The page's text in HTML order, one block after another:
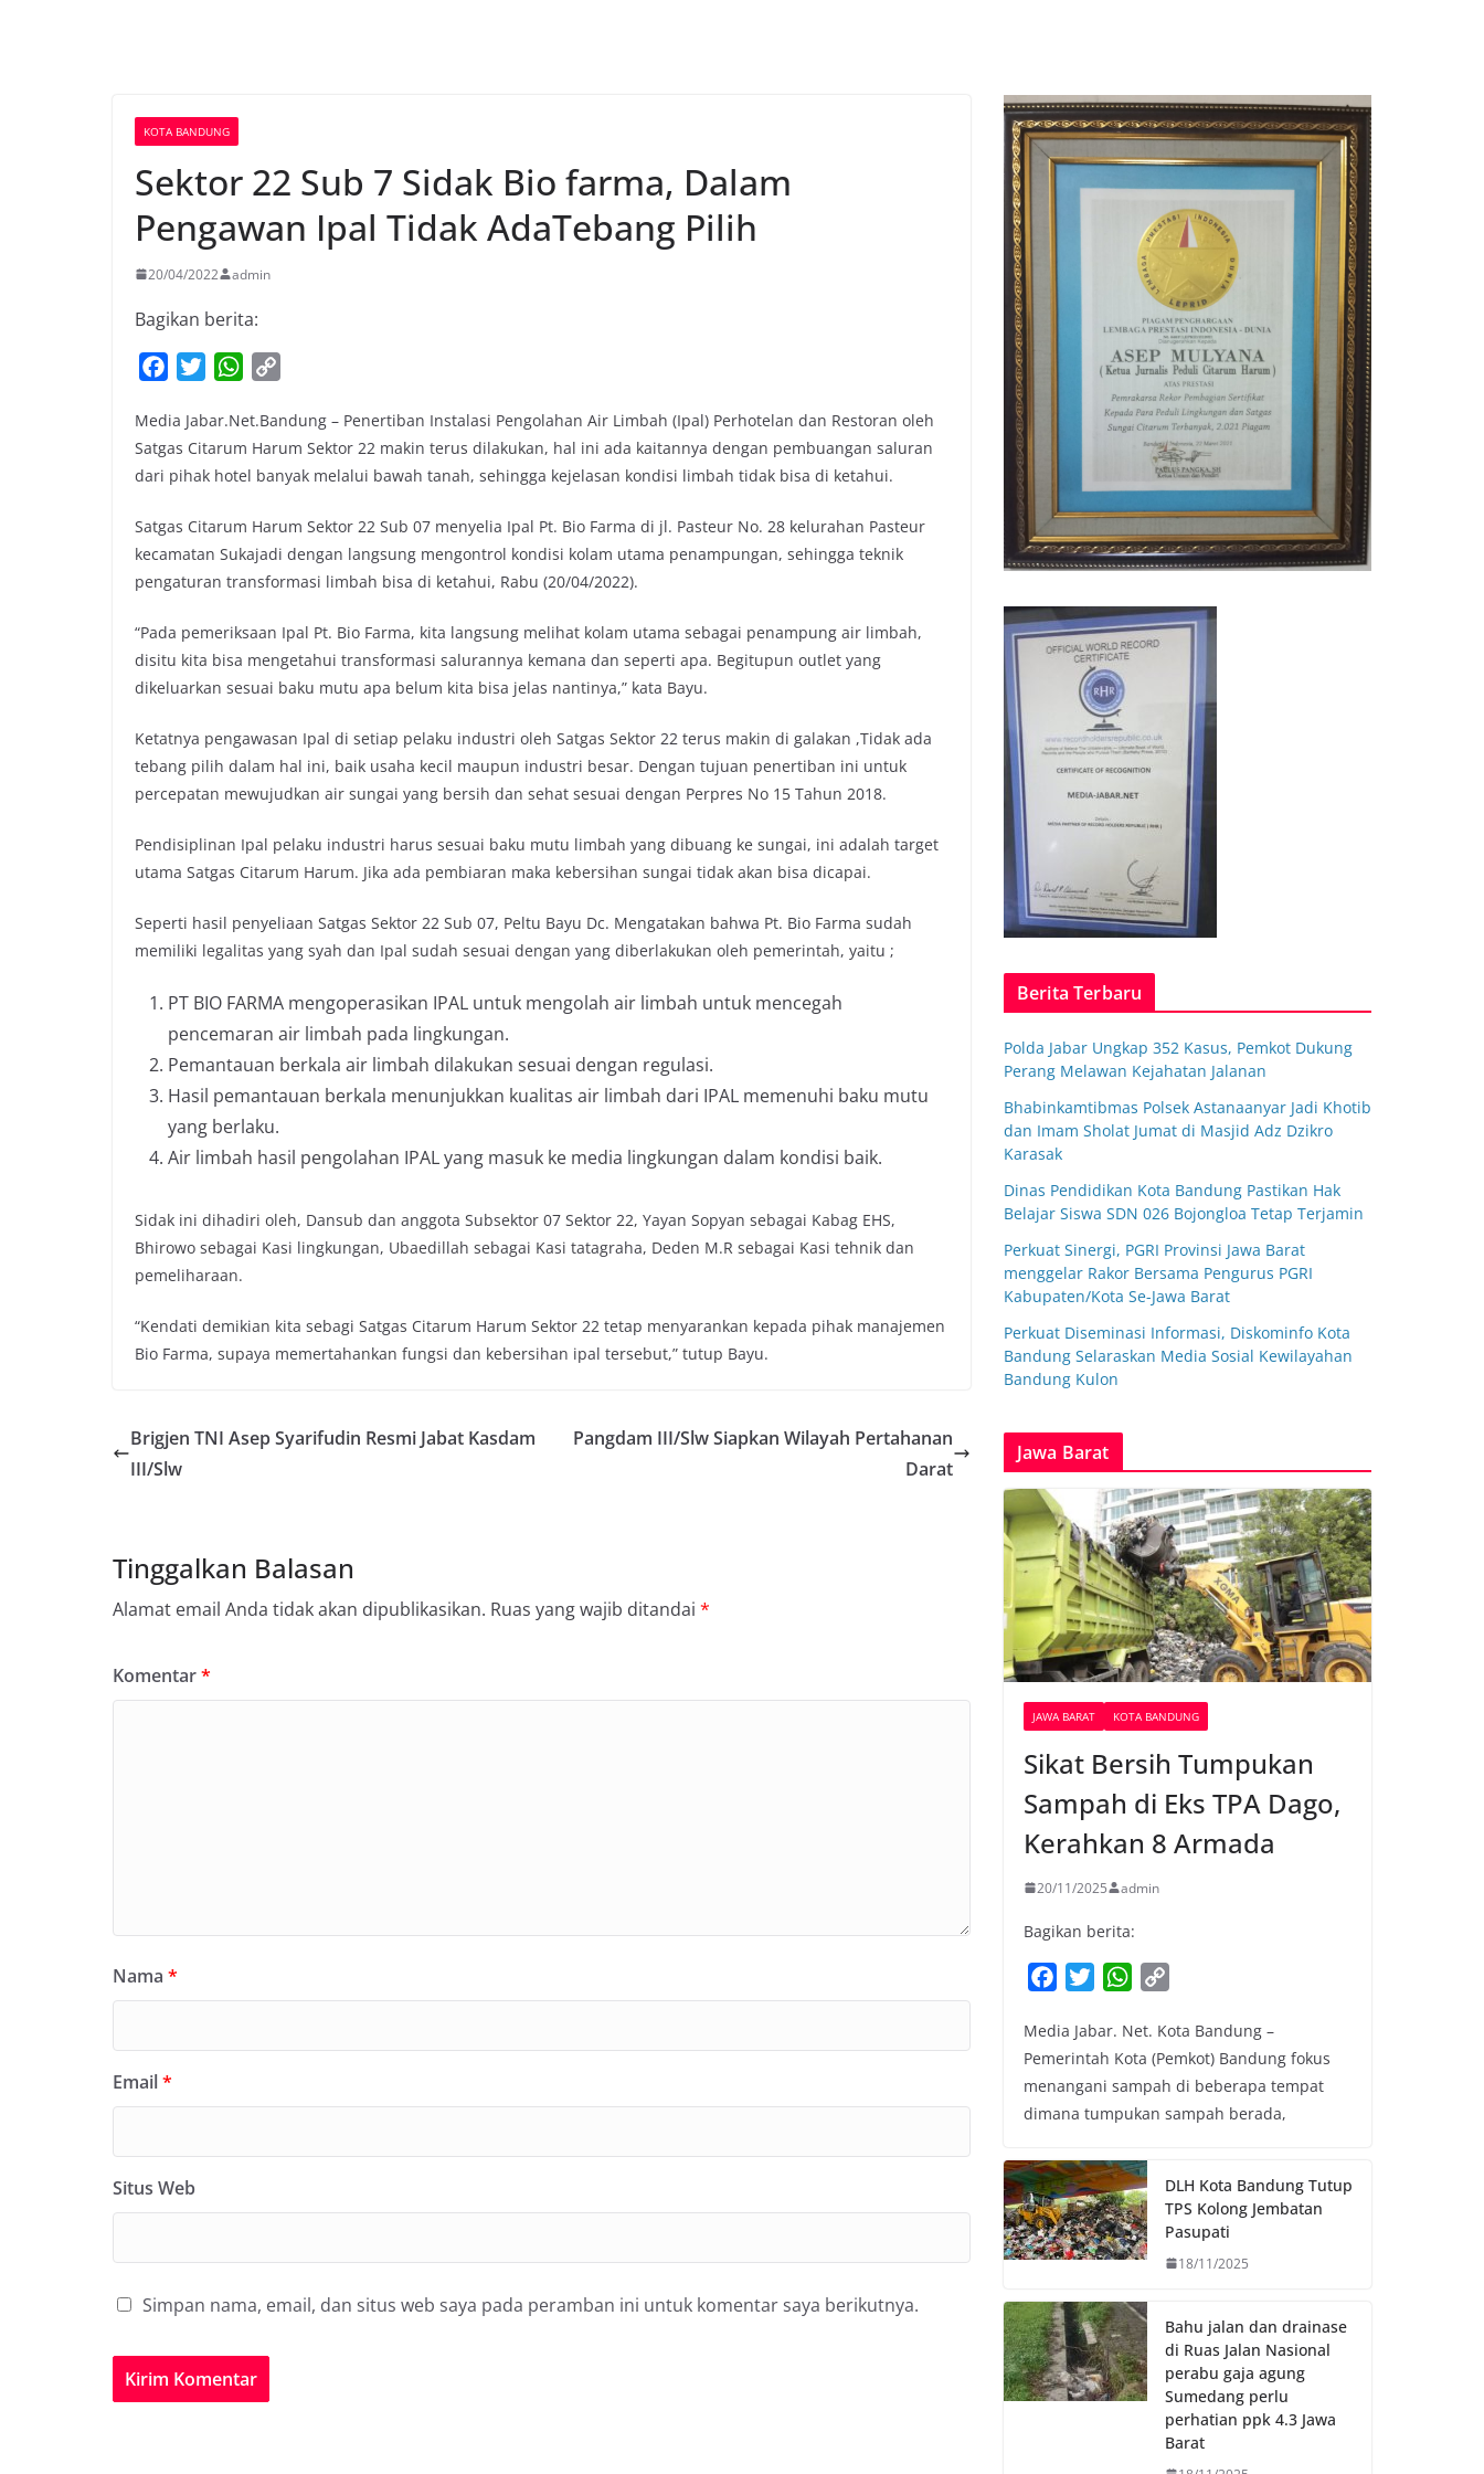
KOTA BANDUNG
Sektor 22 Sub 7 Sidak Bio farma, Dalam
Pengawan Ipal Tidak AdaTebang Pilih
20/04/2022 admin
Bagikan berita:
c
e
b
o
k
i
t
t
r
W
a
t
s
p
p
p
y
L
n
k
Media Jabar.Net.Bandung – Penertiban Instalasi Pengolahan Air Limbah (Ipal) Perhotelan dan Restoran oleh
Satgas Citarum Harum Sektor 22 makin terus dilakukan, hal ini ada kaitannya dengan pembuangan saluran
dari pihak hotel banyak melalui bawah tanah, sehingga kejelasan kondisi limbah tidak bisa di ketahui.
Satgas Citarum Harum Sektor 22 Sub 07 menyelia Ipal Pt. Bio Farma di jl. Pasteur No. 28 kelurahan Pasteur
kecamatan Sukajadi dengan langsung mengontrol kondisi kolam utama penampungan, sehingga teknik
pengaturan transformasi limbah bisa di ketahui, Rabu (20/04/2022).
“Pada pemeriksaan Ipal Pt. Bio Farma, kita langsung melihat kolam utama sebagai penampung air limbah,
disitu kita bisa mengetahui transformasi salurannya kemana dan seperti apa. Begitupun outlet yang
dikeluarkan sesuai baku mutu apa belum kita bisa jelas nantinya,” kata Bayu.
Ketatnya pengawasan Ipal di setiap pelaku industri oleh Satgas Sektor 22 terus makin di galakan ,Tidak ada
tebang pilih dalam hal ini, baik usaha kecil maupun industri besar. Dengan tujuan penertiban ini untuk
percepatan mewujudkan air sungai yang bersih dan sehat sesuai dengan Perpres No 15 Tahun 2018.
Pendisiplinan Ipal pelaku industri harus sesuai baku mutu limbah yang dibuang ke sungai, ini adalah target
utama Satgas Citarum Harum. Jika ada pembiaran maka kebersihan sungai tidak akan bisa dicapai.
Seperti hasil penyeliaan Satgas Sektor 22 Sub 07, Peltu Bayu Dc. Mengatakan bahwa Pt. Bio Farma sudah
memiliki legalitas yang syah dan Ipal sudah sesuai dengan yang diberlakukan oleh pemerintah, yaitu ;
PT BIO FARMA mengoperasikan IPAL untuk mengolah air limbah untuk mencegah
pencemaran air limbah pada lingkungan.
Pemantauan berkala air limbah dilakukan sesuai dengan regulasi.
Hasil pemantauan berkala menunjukkan kualitas air limbah dari IPAL memenuhi baku mutu
yang berlaku.
Air limbah hasil pengolahan IPAL yang masuk ke media lingkungan dalam kondisi baik.
Sidak ini dihadiri oleh, Dansub dan anggota Subsektor 07 Sektor 22, Yayan Sopyan sebagai Kabag EHS,
Bhirowo sebagai Kasi lingkungan, Ubaedillah sebagai Kasi tatagraha, Deden M.R sebagai Kasi tehnik dan
pemeliharaan.
“Kendati demikian kita sebagi Satgas Citarum Harum Sektor 22 tetap menyarankan kepada pihak manajemen
Bio Farma, supaya memertahankan fungsi dan kebersihan ipal tersebut,” tutup Bayu.
Brigjen TNI Asep Syarifudin Resmi Jabat Kasdam
III/Slw
Pangdam III/Slw Siapkan Wilayah Pertahanan
Darat
Tinggalkan Balasan
Alamat email Anda tidak akan dipublikasikan. Ruas yang wajib ditandai *
Komentar*
Nama *
Email*
Situs Web
Simpan nama, email, dan situs web saya pada peramban ini untuk komentar saya berikutnya.
Berita Terbaru
Polda Jabar Ungkap 352 Kasus, Pemkot Dukung
Perang Melawan Kejahatan Jalanan
Bhabinkamtibmas Polsek Astanaanyar Jadi Khotib
dan Imam Sholat Jumat di Masjid Adz Dzikro
Karasak
Dinas Pendidikan Kota Bandung Pastikan Hak
Belajar Siswa SDN 026 Bojongloa Tetap Terjamin
Perkuat Sinergi, PGRI Provinsi Jawa Barat
menggelar Rakor Bersama Pengurus PGRI
Kabupaten/Kota Se-Jawa Barat
Perkuat Diseminasi Informasi, Diskominfo Kota
Bandung Selaraskan Media Sosial Kewilayahan
Bandung Kulon
Jawa Barat
JAWA BARAT KOTA BANDUNG
Sikat Bersih Tumpukan
Sampah di Eks TPA Dago,
Kerahkan 8 Armada
20/11/2025 admin
Bagikan berita:
c
e
b
o
k
i
t
t
e
W
a
t
s
A
p
p
y
L
i
k
Media Jabar. Net. Kota Bandung –
Pemerintah Kota (Pemkot) Bandung fokus
menangani sampah di beberapa tempat
dimana tumpukan sampah berada,
DLH Kota Bandung Tutup
TPS Kolong Jembatan
Pasupati
18/11/2025
Bahu jalan dan drainase
di Ruas Jalan Nasional
perabu gaja agung
Sumedang perlu
perhatian ppk 4.3 Jawa
Barat